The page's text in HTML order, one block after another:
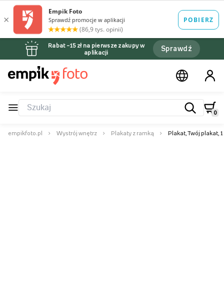
Rabat –15 zł na pierwsze zakupy w
aplikacji
Sprawdź
0
empikfoto.pl Wystrój wnętrz Plakaty z ramką Plakat, Twój plakat,